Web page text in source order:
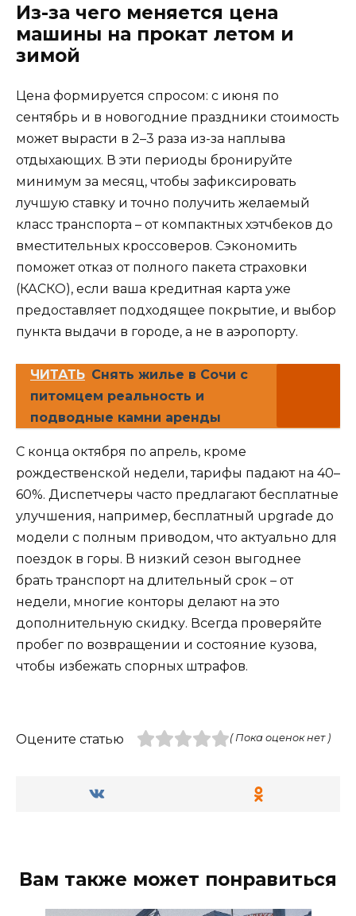
Из-за чего меняется цена
машины на прокат летом и
зимой
Цена формируется спросом: с июня по
сентябрь и в новогодние праздники стоимость
может вырасти в 2–3 раза из-за наплыва
отдыхающих. В эти периоды бронируйте
минимум за месяц, чтобы зафиксировать
лучшую ставку и точно получить желаемый
класс транспорта – от компактных хэтчбеков до
вместительных кроссоверов. Сэкономить
поможет отказ от полного пакета страховки
(КАСКО), если ваша кредитная карта уже
предоставляет подходящее покрытие, и выбор
пункта выдачи в городе, а не в аэропорту.
ЧИТАТЬ Снять жилье в Сочи с
питомцем реальность и
подводные камни аренды
С конца октября по апрель, кроме
рождественской недели, тарифы падают на 40–
60%. Диспетчеры часто предлагают бесплатные
улучшения, например, бесплатный upgrade до
модели с полным приводом, что актуально для
поездок в горы. В низкий сезон выгоднее
брать транспорт на длительный срок – от
недели, многие конторы делают на это
дополнительную скидку. Всегда проверяйте
пробег по возвращении и состояние кузова,
чтобы избежать спорных штрафов.
Оцените статью ( Пока оценок нет )
Вам также может понравиться